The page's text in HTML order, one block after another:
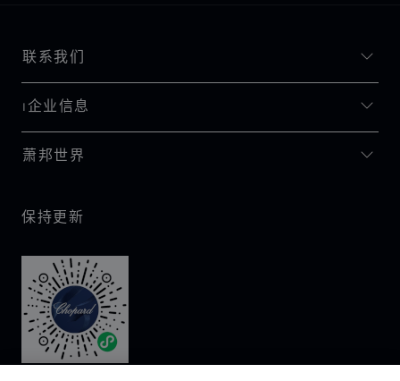
联系我们
I企业信息
萧邦世界
保持更新